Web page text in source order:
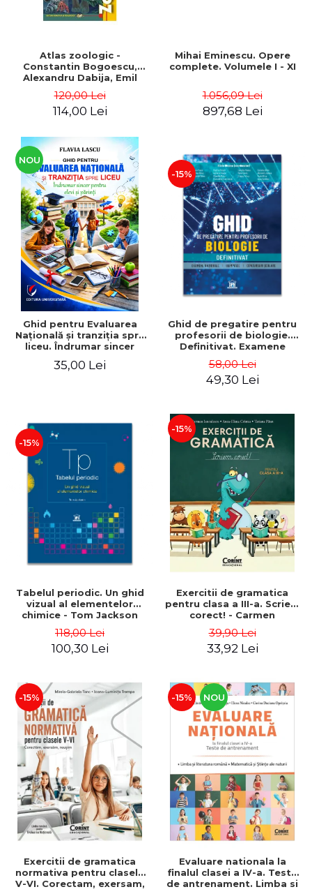
Atlas zoologic -
Constantin Bogoescu,
Alexandru Dabija, Emil
120,00 Lei
114,00 Lei
Mihai Eminescu. Opere
complete. Volumele I - XI
1.056,09 Lei
897,68 Lei
NOU
Ghid pentru Evaluarea
Naţională şi tranziţia spre
liceu. Îndrumar sincer
35,00 Lei
-15%
Ghid de pregatire pentru
profesorii de biologie.
Definitivat. Examene
Concursuri scolare. Editia a
II-a - Silvia Olteanu, Iuliana
58,00 Lei
49,30 Lei
-15%
Tabelul periodic. Un ghid
vizual al elementelor
chimice - Tom Jackson
118,00 Lei
100,30 Lei
-15%
Exercitii de gramatica
pentru clasa a III-a. Scriem
corect! - Carmen
Cristea, Tatiana Paun
39,90 Lei
33,92 Lei
-15%
Exercitii de gramatica
normativa pentru clasele
V-VI. Corectam, exersam,
-15% NOU
Evaluare nationala la
finalul clasei a IV-a. Teste
de antrenament. Limba si